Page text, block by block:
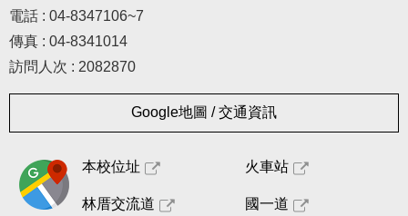
電話 : 04-8347106~7
傳真 : 04-8341014
訪問人次 : 2082870
Google地圖 / 交通資訊
本校位址 火車站
林厝交流道 國一道